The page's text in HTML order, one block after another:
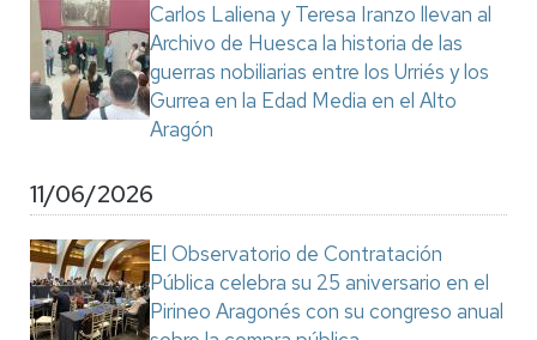
Carlos Laliena y Teresa Iranzo llevan al
Archivo de Huesca la historia de las
guerras nobiliarias entre los Urriés y los
Gurrea en la Edad Media en el Alto
Aragón
11/06/2026
El Observatorio de Contratación
Pública celebra su 25 aniversario en el
Pirineo Aragonés con su congreso anual